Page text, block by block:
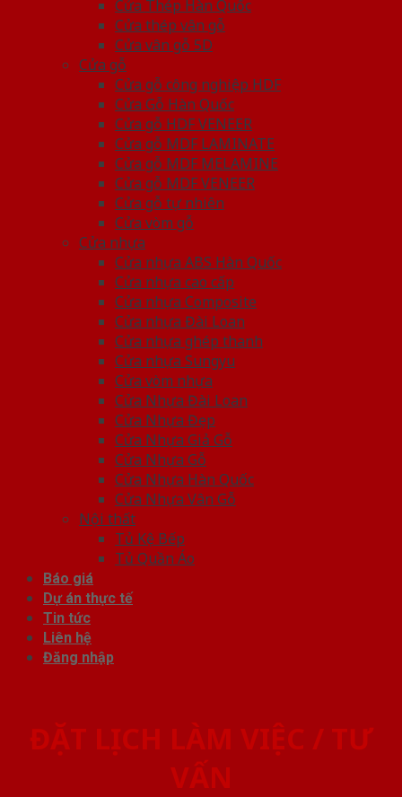
Cửa Thép Hàn Quốc
Cửa thép vân gỗ
Cửa vân gỗ 5D
Cửa gỗ
Cửa gỗ công nghiệp HDF
Cửa Gỗ Hàn Quốc
Cửa gỗ HDF VENEER
Cửa gỗ MDF LAMINATE
Cửa gỗ MDF MELAMINE
Cửa gỗ MDF VENEER
Cửa gỗ tự nhiên
Cửa vòm gỗ
Cửa nhựa
Cửa nhựa ABS Hàn Quốc
Cửa nhựa cao cấp
Cửa nhựa Composite
Cửa nhựa Đài Loan
Cửa nhựa ghép thanh
Cửa nhựa Sungyu
Cửa vòm nhựa
Cửa Nhựa Đài Loan
Cửa Nhựa Đẹp
Cửa Nhựa Giả Gỗ
Cửa Nhựa Gỗ
Cửa Nhựa Hàn Quốc
Cửa Nhựa Vân Gỗ
Nội thất
Tủ Kệ Bếp
Tủ Quần Áo
Báo giá
Dự án thực tế
Tin tức
Liên hệ
Đăng nhập
ĐẶT LỊCH LÀM VIỆC / TƯ
VẤN